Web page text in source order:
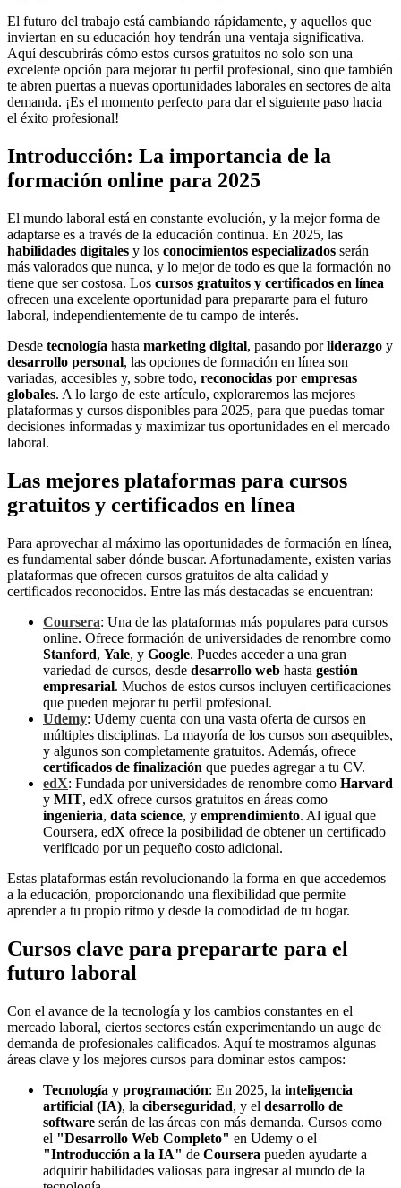
El futuro del trabajo está cambiando rápidamente, y aquellos que
inviertan en su educación hoy tendrán una ventaja significativa.
Aquí descubrirás cómo estos cursos gratuitos no solo son una
excelente opción para mejorar tu perfil profesional, sino que también
te abren puertas a nuevas oportunidades laborales en sectores de alta
demanda. ¡Es el momento perfecto para dar el siguiente paso hacia
el éxito profesional!
Introducción: La importancia de la
formación online para 2025
El mundo laboral está en constante evolución, y la mejor forma de
adaptarse es a través de la educación continua. En 2025, las
habilidades digitales y los conocimientos especializados serán
más valorados que nunca, y lo mejor de todo es que la formación no
tiene que ser costosa. Los cursos gratuitos y certificados en línea
ofrecen una excelente oportunidad para prepararte para el futuro
laboral, independientemente de tu campo de interés.
Desde tecnología hasta marketing digital, pasando porliderazgo y
desarrollo personal, las opciones de formación en línea son
variadas, accesibles y, sobre todo, reconocidas por empresas
globales. A lo largo de este artículo, exploraremos las mejores
plataformas y cursos disponibles para 2025, para que puedas tomar
decisiones informadas y maximizar tus oportunidades en el mercado
laboral.
Las mejores plataformas para cursos
gratuitos y certificados en línea
Para aprovechar al máximo las oportunidades de formación en línea,
es fundamental saber dónde buscar. Afortunadamente, existen varias
plataformas que ofrecen cursos gratuitos de alta calidad y
certificados reconocidos. Entre las más destacadas se encuentran:
Coursera: Una de las plataformas más populares para cursos
online. Ofrece formación de universidades de renombre como
Stanford, Yale, y Google. Puedes acceder a una gran
variedad de cursos, desde desarrollo web hasta gestión
empresarial. Muchos de estos cursos incluyen certificaciones
que pueden mejorar tu perfil profesional.
Udemy: Udemy cuenta con una vasta oferta de cursos en
múltiples disciplinas. La mayoría de los cursos son asequibles,
y algunos son completamente gratuitos. Además, ofrece
certificados de finalización que puedes agregar a tu CV.
edX: Fundada por universidades de renombre como Harvard
y MIT, edX ofrece cursos gratuitos en áreas como
ingeniería, data science, y emprendimiento. Al igual que
Coursera, edX ofrece la posibilidad de obtener un certificado
verificado por un pequeño costo adicional.
Estas plataformas están revolucionando la forma en que accedemos
a la educación, proporcionando una flexibilidad que permite
aprender a tu propio ritmo y desde la comodidad de tu hogar.
Cursos clave para prepararte para el
futuro laboral
Con el avance de la tecnología y los cambios constantes en el
mercado laboral, ciertos sectores están experimentando un auge de
demanda de profesionales calificados. Aquí te mostramos algunas
áreas clave y los mejores cursos para dominar estos campos:
Tecnología y programación: En 2025, la inteligencia
artificial (IA), la ciberseguridad, y el desarrollo de
software serán de las áreas con más demanda. Cursos como
el "Desarrollo Web Completo" en Udemy o el
"Introducción a la IA" de Coursera pueden ayudarte a
adquirir habilidades valiosas para ingresar al mundo de la